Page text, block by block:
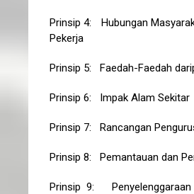
Prinsip 4: Hubungan
Pekerja
Prinsip 5: Faedah-Faedah
Prinsip 6: Impak Alam Sekitar
Prinsip 7: Rancangan
Prinsip 8: Pemantauan dan
Prinsip 9: Penyelenggaraan